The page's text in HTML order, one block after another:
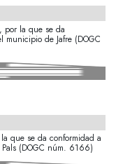
por la que se da
de Jafre (DOGC
que se da conformidad a
(DOGC núm. 6166)